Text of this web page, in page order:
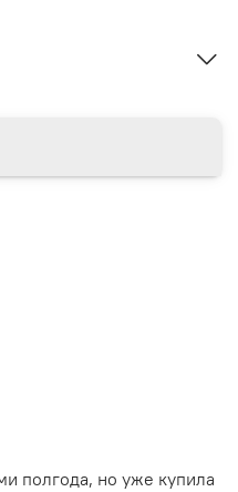
полгода, но уже купила